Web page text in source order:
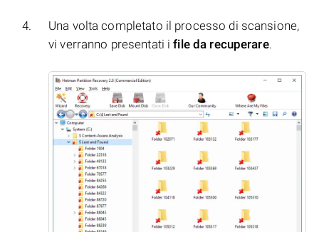
Una volta completato il processo di scansione,
vi verranno presentati ifile da recuperare.